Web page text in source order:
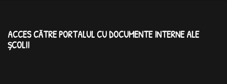
ACCES CĂTRE PORTALUL CU DOCUMENTE INTERNE ALE
ȘCOLII